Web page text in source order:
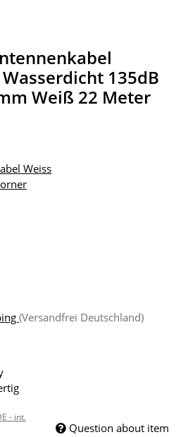
135dB
Weiß 22 Meter
Weiss
(Versandfrei Deutschland)
- int.
Question about item